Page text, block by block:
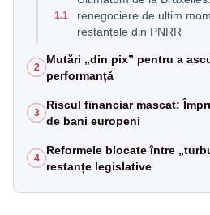
1.1
renegociere de ultim
restanțele din PNRR
2
Mutări „din pix” pentru a
performanță
3
Riscul financiar mascat:
de bani europeni
4
Reformele blocate între
restanțe legislative